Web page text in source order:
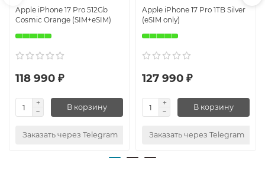
Apple iPhone 17 Pro 512Gb
Cosmic Orange (SIM+eSIM)
118 990 ₽
В корзину
Заказать через Telegram
Apple iPhone 17 Pro 1TB Silver
(eSIM only)
127 990 ₽
В корзину
Заказать через Telegram